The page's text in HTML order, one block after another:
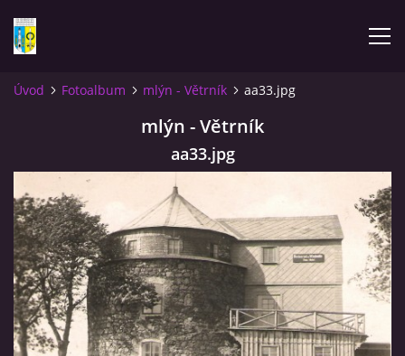
FOTOALBUM
KOMENTÁŘE
KONTAKT
Úvod Fotoalbum mlýn - Větrník aa33.jpg
mlýn - Větrník
aa33.jpg